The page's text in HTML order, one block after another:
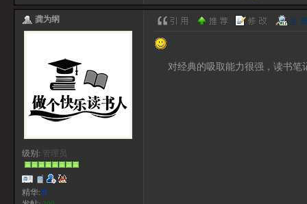
龚为纲
级别: 管理员
精华: 0
对经典的吸取能力很强，读书笔